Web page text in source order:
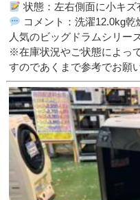
状態：左右側面に小キズ
コメント：洗濯12.0kg
人気のビッグドラムシリー
※在庫状況やご状態によっ
すのであくまで参考でお願